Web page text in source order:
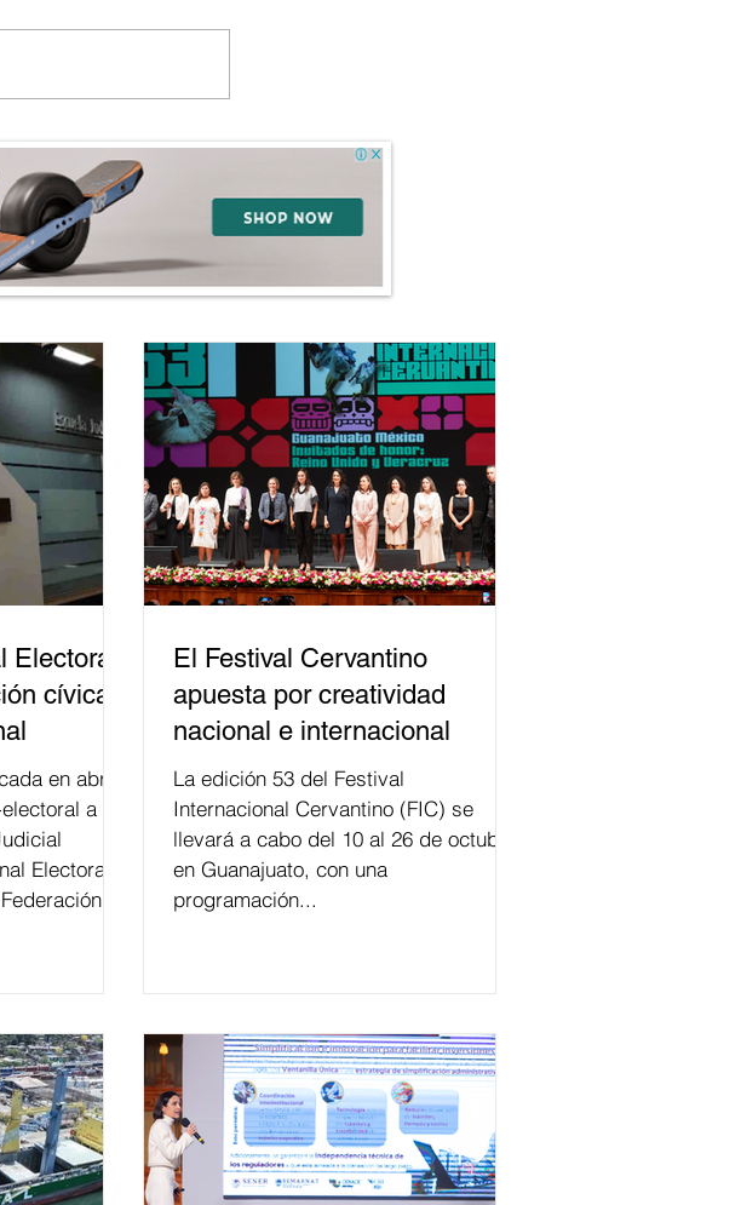
cívica
en abrir
a la
Electoral
ha
y el
la EJE en la
como
parte de las
forma
El Festival Cervantino
apuesta por creatividad
nacional e internacional
La edición 53 del Festival
Internacional Cervantino (FIC) se
llevará a cabo del 10 al 26 de octubre
en Guanajuato, con una
programación...